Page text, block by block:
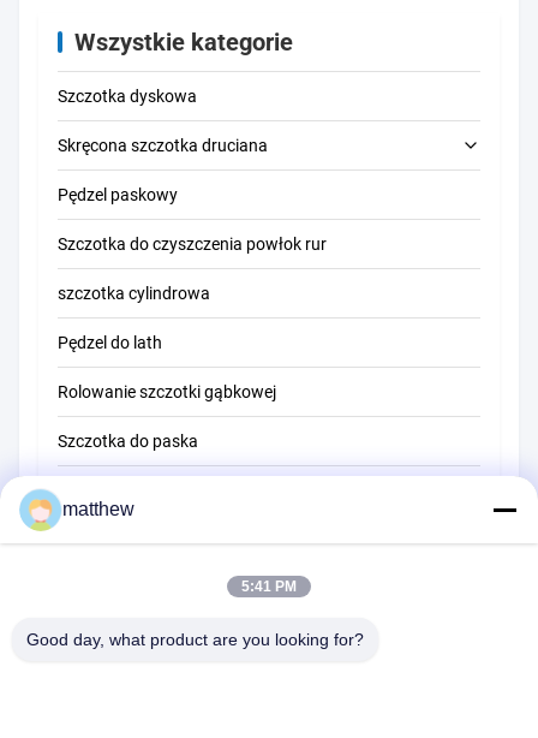
Wszystkie kategorie
Szczotka dyskowa
Skręcona szczotka druciana
Szczotka do czyszczenia rur
Szczotka do czyszczenia słomy
Pędzel paskowy
Szczotka do czyszczenia powłok rur
szczotka cylindrowa
Pędzel do lath
Rolowanie szczotki gąbkowej
Szczotka do paska
Pędzel zamiatający
Szczotka z końca drutu
matthew
5:41 PM
Good day, what product are you looking for?